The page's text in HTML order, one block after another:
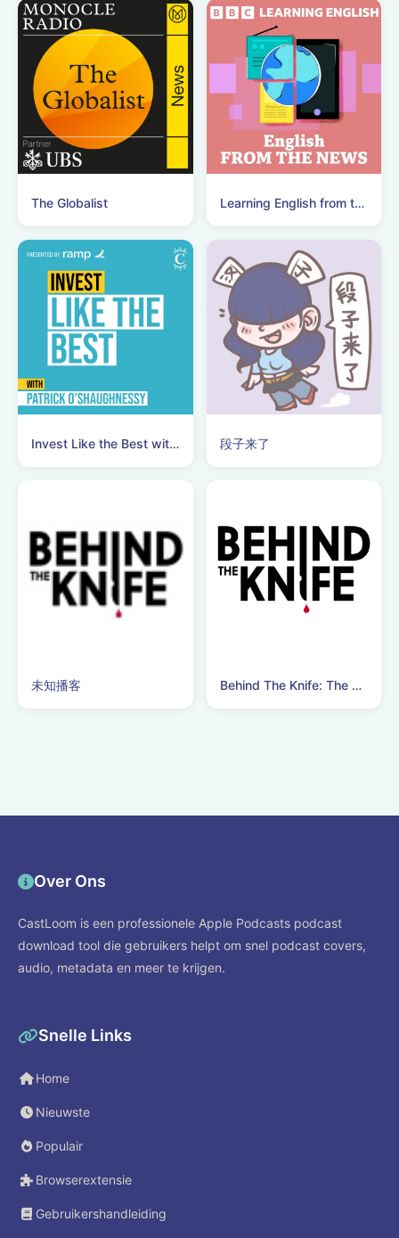
供的不是答案，而是
一种把自己从焦虑剧
本里抽离的视角。 时
间轴： 00:38｜鲁豫×
章小蕙：把“人生多幕
剧”从鸡汤拉回真实尺
度 不靠励...
The Globalist Learning English from the News
Invest Like the Best with Patrick O'Shaughnessy 段子来了
未知播客 Behind The Knife: The Surgery Podcast
Over Ons
CastLoom is een professionele Apple Podcasts podcast
download tool die gebruikers helpt om snel podcast covers,
audio, metadata en meer te krijgen.
Snelle Links
Home
Nieuwste
Populair
Browserextensie
Gebruikershandleiding